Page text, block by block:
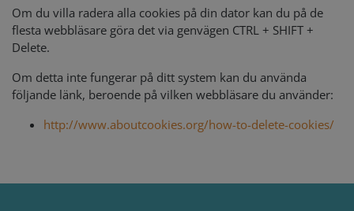
Om du villa radera alla cookies på din dator kan du på de
flesta webbläsare göra det via genvägen CTRL + SHIFT +
Delete.
Om detta inte fungerar på ditt system kan du använda
följande länk, beroende på vilken webbläsare du använder:
http://www.aboutcookies.org/how-to-delete-cookies/